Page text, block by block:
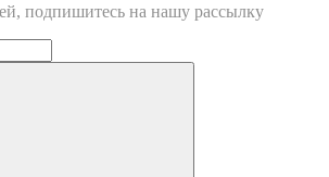
подпишитесь на нашу рассылку